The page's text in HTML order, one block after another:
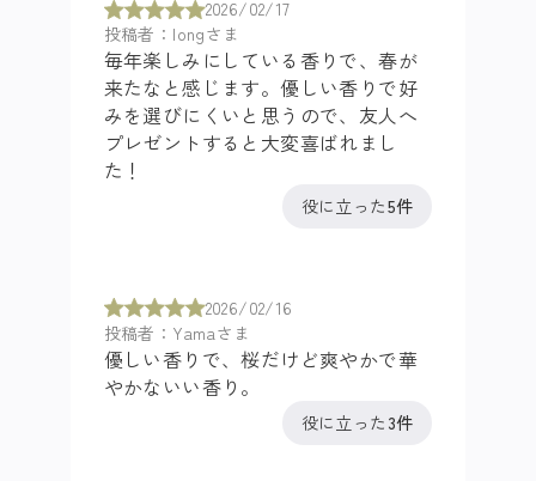
2026/02/17
投稿者：longさま
毎年楽しみにしている香りで、春が
来たなと感じます。優しい香りで好
みを選びにくいと思うので、友人へ
プレゼントすると大変喜ばれまし
た！
役に立った5件
2026/02/16
投稿者：Yamaさま
優しい香りで、桜だけど爽やかで華
やかないい香り。
役に立った 3件